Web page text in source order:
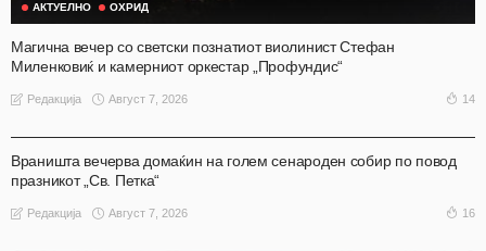
АКТУЕЛНО ОХРИД
Магична вечер со светски познатиот виолинист Стефан
Миленковиќ и камерниот оркестар „Профундис“
Редакција Август 7, 2026 14
Враништа вечерва домаќин на голем сенароден собир по повод
празникот „Св. Петка“
Редакција Август 7, 2026 16